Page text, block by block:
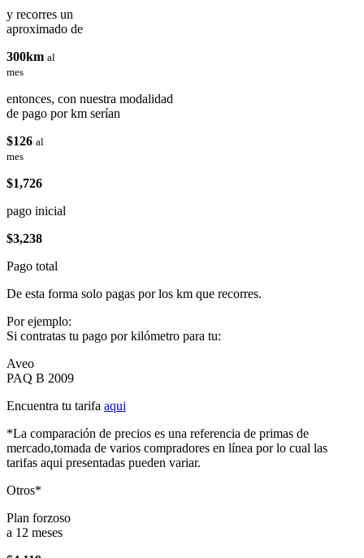
y recorres un
aproximado de
300km al
mes
entonces, con nuestra modalidad
de pago por km serían
$126 al
mes
$1,726
pago inicial
$3,238
Pago total
De esta forma solo pagas por los km que recorres.
Por ejemplo:
Si contratas tu pago por kilómetro para tu:
Aveo
PAQ B 2009
Encuentra tu tarifa aqui
*La comparación de precios es una referencia de primas de
mercado,tomada de varios compradores en línea por lo cual las
tarifas aqui presentadas pueden variar.
Otros*
Plan forzoso
a 12 meses